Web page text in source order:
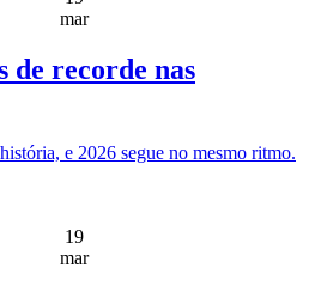
mar
de recorde nas
e 2026 segue no mesmo ritmo.
19
mar